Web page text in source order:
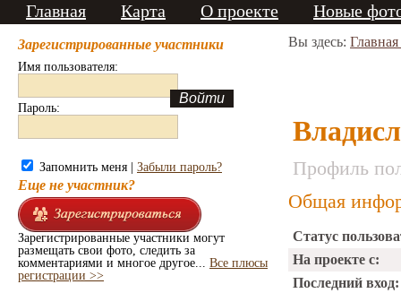
Главная Карта О проекте Новые
Зарегистрированные участники
Имя пользователя:
Пароль:
Запомнить меня | Забыли пароль?
Еще не участник?
Зарегистрированные участники могут
размещать свои фото, следить за
комментариями и многое другое... Все плюсы
регистрации >>
Вы здесь:
Профиль
Общая
Статус
На проекте с:
Последний вход: